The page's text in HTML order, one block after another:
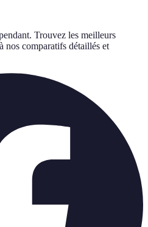
Trouvez les meilleurs
nos comparatifs détaillés et